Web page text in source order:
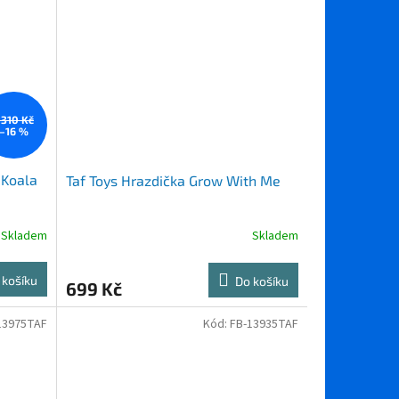
310 Kč
%
Skladem
Taf Toys Hrazdička Grow With Me
Skladem
699 Kč Do košíku
Kód: FB-13935TAF